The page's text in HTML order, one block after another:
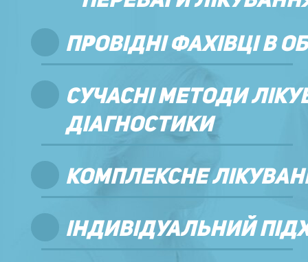
ПРОВIДНI ФАХIВЦI В
СУЧАСНI МЕТОДИ
ДIАГНОСТИКИ
КОМПЛЕКСНЕ
IНДИВIДУАЛЬНИЙ